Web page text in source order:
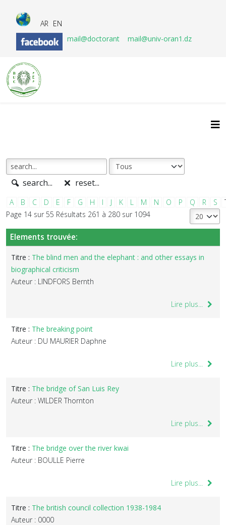
AR EN
mail@doctorant
mail@univ-oran1.dz
search... reset...
A B C D E F G H I J K L M N O P Q R S
Page 14 sur 55 Résultats 261 à 280 sur 1094
Elements trouvée:
Titre : The blind men and the elephant : and other essays in
biographical criticism
Auteur : LINDFORS Bernth
Lire plus...
Titre : The breaking point
Auteur : DU MAURIER Daphne
Lire plus...
Titre : The bridge of San Luis Rey
Auteur : WILDER Thornton
Lire plus...
Titre : The bridge over the river kwai
Auteur : BOULLE Pierre
Lire plus...
Titre : The british council collection 1938-1984
Auteur : 0000